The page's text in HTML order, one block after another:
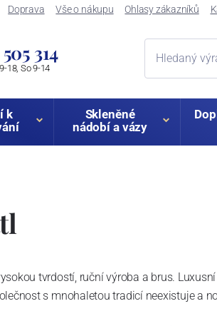
Doprava Vše o nákupu Ohlasy zákazníků
314
18, So 9-14
k
Skleněné
nádobí a vázy
tvrdostí, ruční výroba a brus.
s mnohaletou tradicí neexistuje a